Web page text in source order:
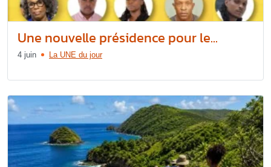
Une nouvelle présidence pour le...
4 juin La UNE du jour